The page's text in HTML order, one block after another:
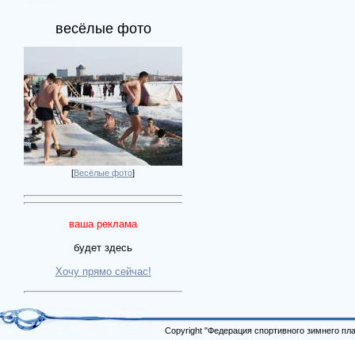
весёлые фото
[Весёлые фото]
ваша реклама
будет здесь
Хочу прямо сейчас!
Copyright "Федерация спортивного зимнего